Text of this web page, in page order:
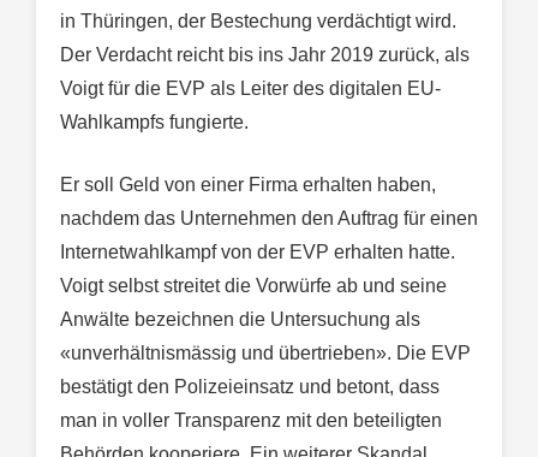
in Thüringen, der Bestechung verdächtigt wird.
Der Verdacht reicht bis ins Jahr 2019 zurück, als
Voigt für die EVP als Leiter des digitalen EU-
Wahlkampfs fungierte.
Er soll Geld von einer Firma erhalten haben,
nachdem das Unternehmen den Auftrag für einen
Internetwahlkampf von der EVP erhalten hatte.
Voigt selbst streitet die Vorwürfe ab und seine
Anwälte bezeichnen die Untersuchung als
«unverhältnismässig und übertrieben». Die EVP
bestätigt den Polizeieinsatz und betont, dass
man in voller Transparenz mit den beteiligten